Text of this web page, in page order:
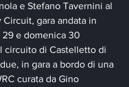
e Stefano Tavernini al
Circuit, gara andata in
29 e domenica 30
circuito di Castelletto di
in gara a bordo di una
curata da Gino